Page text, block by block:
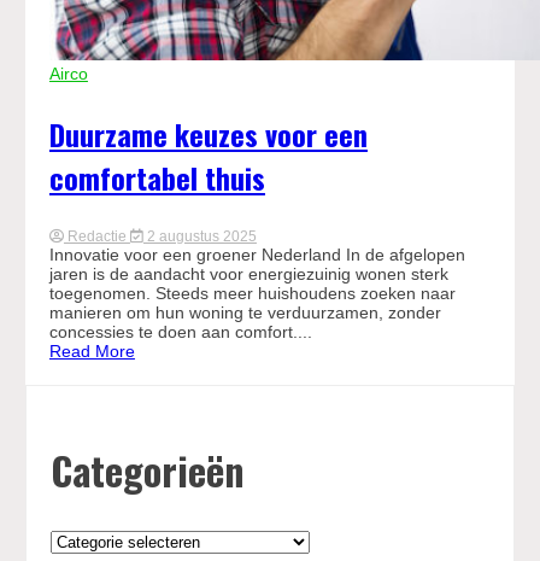
Airco
Duurzame keuzes voor een
comfortabel thuis
Redactie 2 augustus 2025
Innovatie voor een groener Nederland In de afgelopen
jaren is de aandacht voor energiezuinig wonen sterk
toegenomen. Steeds meer huishoudens zoeken naar
manieren om hun woning te verduurzamen, zonder
concessies te doen aan comfort....
Read More
Categorieën
Categorieën